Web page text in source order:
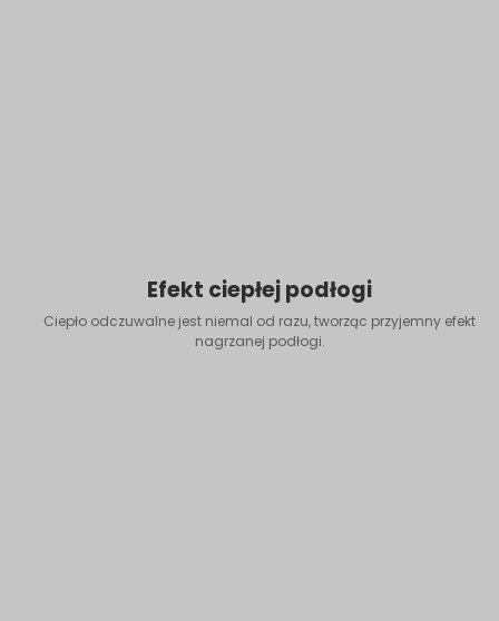
Efekt ciepłej podłogi
Ciepło odczuwalne jest niemal od razu, tworząc przyjemny efekt
nagrzanej podłogi.